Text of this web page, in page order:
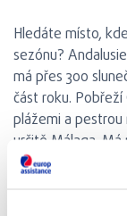
Hledáte místo,
sezónu?
má přes 300
část roku.
plážemi a
určitě Málaga. Má
Nechybí ani